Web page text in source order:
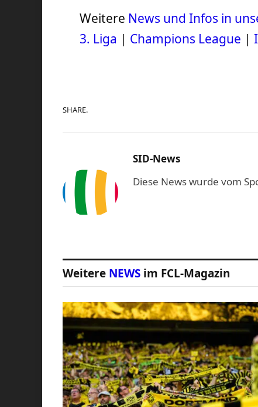
Weitere News und Infos in
3. Liga | Champions League |
SHARE.
SID-News
Diese News wurde vom
Weitere NEWS im FCL-Magazin